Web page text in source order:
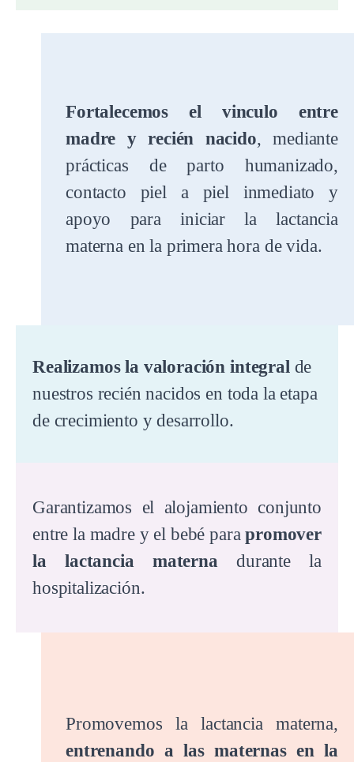
Fortalecemos el vinculo entre
madre y recién nacido, mediante
prácticas de parto humanizado,
contacto piel a piel inmediato y
apoyo para iniciar la lactancia
materna en la primera hora de vida.
Realizamos la valoración integral de
nuestros recién nacidos en toda la etapa
de crecimiento y desarrollo.
Garantizamos el alojamiento conjunto
entre la madre y el bebé parapromover
la lactancia maternadurante la
hospitalización.
Promovemos la lactancia materna,
entrenando a las maternas en la